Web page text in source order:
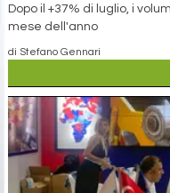
Dopo il +37% di luglio, i
mese dell'anno
di Stefano Gennari